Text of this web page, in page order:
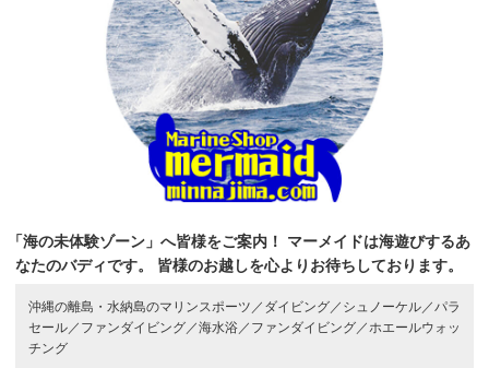
「海の未体験ゾーン」へ皆様をご案内！
マーメイドは海遊びするあ
なたのバディです。
皆様のお越しを心よりお待ちしております。
沖縄の離島・水納島のマリンスポーツ／ ダイビング／ シュノーケル／パラ
セール／ ファンダイビング／海水浴／ ファンダイビング／ホエールウォッ
チング